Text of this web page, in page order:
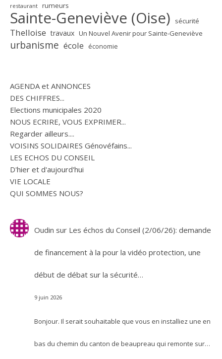
restaurant rumeurs
Sainte-Geneviève (Oise) sécurité
Thelloise travaux Un Nouvel Avenir pour Sainte-Geneviève
urbanisme école économie
AGENDA et ANNONCES
DES CHIFFRES...
Elections municipales 2020
NOUS ECRIRE, VOUS EXPRIMER...
Regarder ailleurs....
VOISINS SOLIDAIRES Génovéfains...
LES ECHOS DU CONSEIL
D'hier et d'aujourd'hui
VIE LOCALE
QUI SOMMES NOUS?
Oudin sur Les échos du Conseil (2/06/26): demande
de financement à la pour la vidéo protection, une
début de débat sur la sécurité…
9 juin 2026
Bonjour. Il serait souhaitable que vous en installiez une en
bas du chemin du canton de beaupreau qui remonte sur…